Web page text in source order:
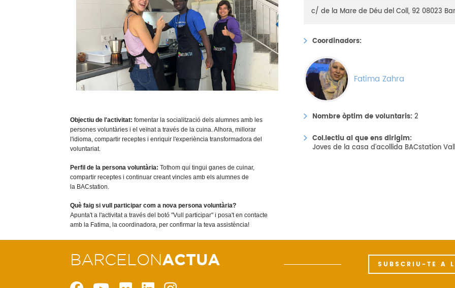
Objectiu de l'activitat: fomentar la socialització dels alumnes amb les
persones voluntàries i el veïnat a través de la cuina. Alhora, millorar
l'idioma, compartir receptes i enriquir l'experiència transformadora del
voluntariat.
Perfil de la persona voluntària: Tothom qui tingui ganes de cuinar,
compartir receptes i continuar creant vincles amb els alumnes de
la BACstation.
Què faig si vull participar com a nova persona voluntària?
Apunta't a l'activitat a través del botó "Vull participar" i posa't en contacte
amb la Fatima, la coordinadora, per confirmar la teva assistència!
c/ de la Mare de Déu del Coll, 92 08023
Coordinadors:
Fatima Zahra
Nombre òptim de voluntaris:2
Col.lectiu al que ens dirigim:
Joves de la casa d'acollida BACstation
BARCELONACTUA SUBSCRIU-TE A